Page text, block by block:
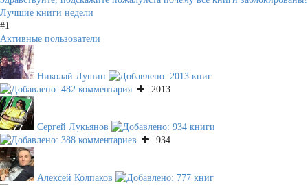
Лучшие книги недели
#1
Активные пользователи
Николай Лушин
2013
Сергей Лукьянов
934
Алексей Колпаков